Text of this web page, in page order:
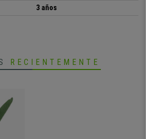
3 años
RECIENTEMENTE